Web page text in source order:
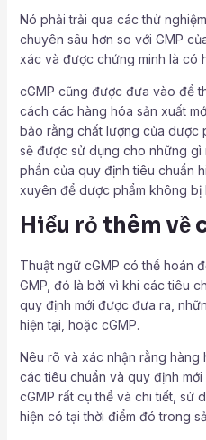
Nó phải trải qua các thử
chuyên sâu hơn so với GMP
xác và được chứng minh là có
cGMP cũng được đưa vào để
cách các hàng hóa sản xuất
bảo rằng chất lượng của dược
sẽ được sử dụng cho những gì
phần của quy định tiêu chuẩn
xuyên để dược phẩm không bị
Hiểu rỏ thêm về
Thuật ngữ cGMP có thể hoán
GMP, đó là bởi vì khi các tiêu
quy định mới được đưa ra,
hiện tại, hoặc cGMP.
Nêu rõ và xác nhận rằng hàng
các tiêu chuẩn và quy định
cGMP rất cụ thể và chi tiết, sử
hiện có tại thời điểm đó trong